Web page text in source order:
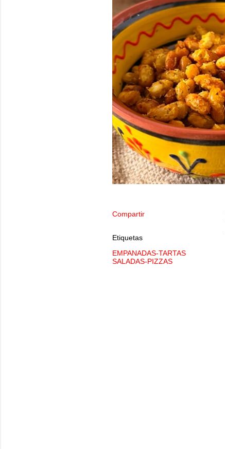
Compartir
Etiquetas
EMPANADAS-TARTAS
SALADAS-PIZZAS